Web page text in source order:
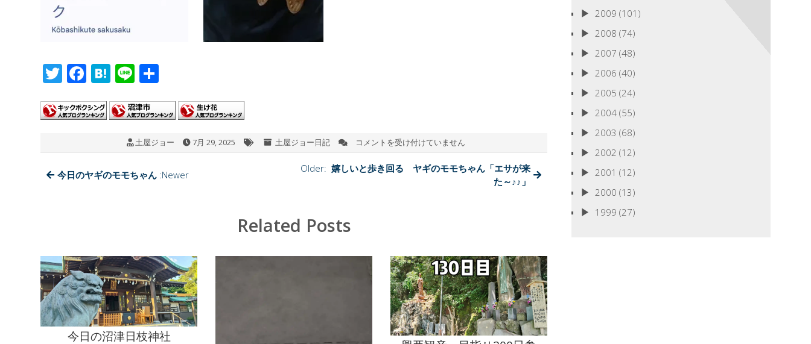
T
tt
F
e
o
o
H
e
a
Li
e
土屋ジョー 7月 29, 2025 土屋ジョー日記
セ
ミ
を
コメントを受け付けていません
今日のヤギのモモちゃん :Newer
Older: 嬉しいと歩き回る ヤギのモモちゃん「エサが来
た～♪♪」
Related Posts
今日の沼津日枝神社
2009 (101)
2008 (74)
2007 (48)
2006 (40)
2005 (24)
2004(55)
2003 (68)
2002 (12)
2001 (12)
2000 (13)
1999 (27)